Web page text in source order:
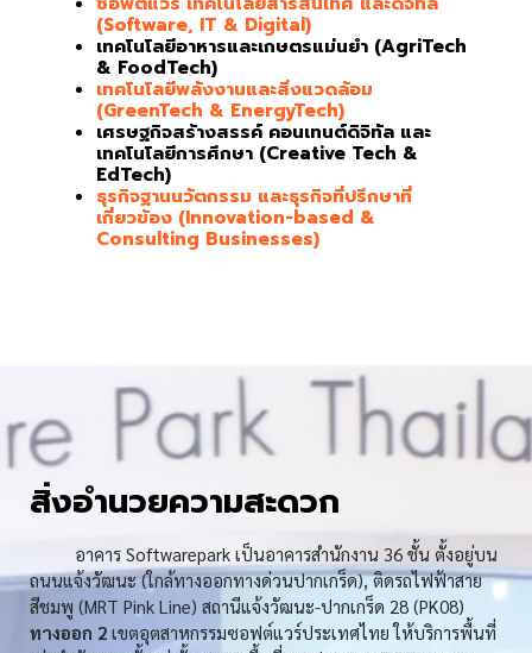
(Software, IT & Digital)
เทคโนโลยีอาหารและเกษตรแม่นยำ (AgriTech
& FoodTech)
เทคโนโลยีพลังงานและสิ่งแวดล้อม
(GreenTech & EnergyTech)
เศรษฐกิจสร้างสรรค์ คอนเทนต์ดิจิทัล และ
เทคโนโลยีการศึกษา (Creative Tech &
EdTech)
ธุรกิจฐานนวัตกรรม และธุรกิจที่ปรึกษาที่
เกี่ยวข้อง (Innovation-based &
Consulting Businesses)
สิ่งอำนวยความสะดวก
อาคาร Softwarepark เป็นอาคารสำนักงาน 36 ชั้น ตั้งอยู่บน
ถนนแจ้งวัฒนะ (ใกล้ทางออกทางด่วนปากเกร็ด), ติดรถไฟฟ้าสาย
สีชมพู (MRT Pink Line) สถานีแจ้งวัฒนะ-ปากเกร็ด 28 (PK08)
ทางออก 2 เขตอุตสาหกรรมซอฟต์แวร์ประเทศไทย ให้บริการพื้นที่